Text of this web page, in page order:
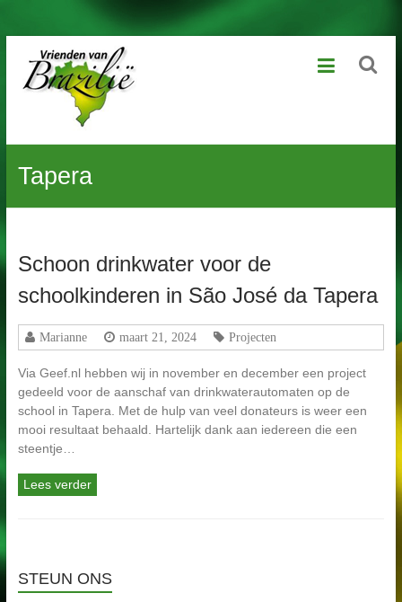
naarVrienden
van
Brazilië
van
leven,
kinderen
ook
Tapera
Schoon drinkwater voor de
schoolkinderen in São José da Tapera
Marianne maart 21, 2024 Projecten
Via Geef.nl hebben wij in november en december een project
gedeeld voor de aanschaf van drinkwaterautomaten op de
school in Tapera. Met de hulp van veel donateurs is weer een
mooi resultaat behaald. Hartelijk dank aan iedereen die een
steentje…
Lees verder
STEUN ONS